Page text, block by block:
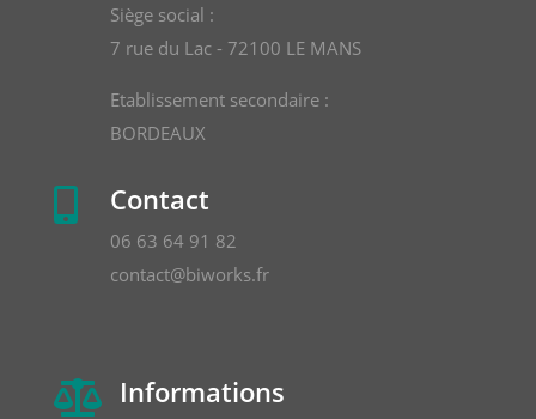
Siège social :
7 rue du Lac - 72100 LE MANS
Etablissement secondaire :
BORDEAUX
 Contact
06 63 64 91 82
contact@biworks.fr
 Informations